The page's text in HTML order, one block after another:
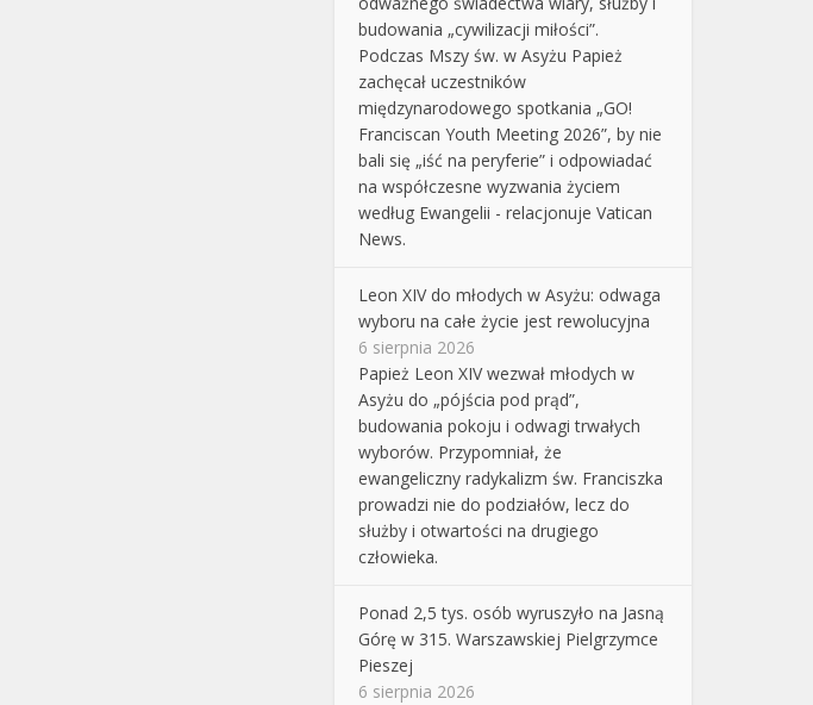
budowania „cywilizacji miłości”.
Podczas Mszy św. w Asyżu Papież
zachęcał uczestników
międzynarodowego spotkania „GO!
Franciscan Youth Meeting 2026”, by nie
bali się „iść na peryferie” i odpowiadać
na współczesne wyzwania życiem
według Ewangelii - relacjonuje Vatican
News.
Leon XIV do młodych w Asyżu: odwaga
wyboru na całe życie jest rewolucyjna
6 sierpnia 2026
Papież Leon XIV wezwał młodych w
Asyżu do „pójścia pod prąd”,
budowania pokoju i odwagi trwałych
wyborów. Przypomniał, że
ewangeliczny radykalizm św. Franciszka
prowadzi nie do podziałów, lecz do
służby i otwartości na drugiego
człowieka.
Ponad 2,5 tys. osób wyruszyło na Jasną
Górę w 315. Warszawskiej Pielgrzymce
Pieszej
6 sierpnia 2026